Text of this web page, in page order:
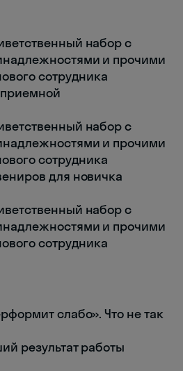
набор с
и прочими
сотрудника
набор с
и прочими
сотрудника
для новичка
набор с
и прочими
сотрудника
слабо». Что не так
результат работы